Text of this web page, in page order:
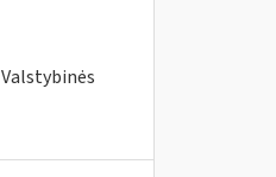
Valstybinės